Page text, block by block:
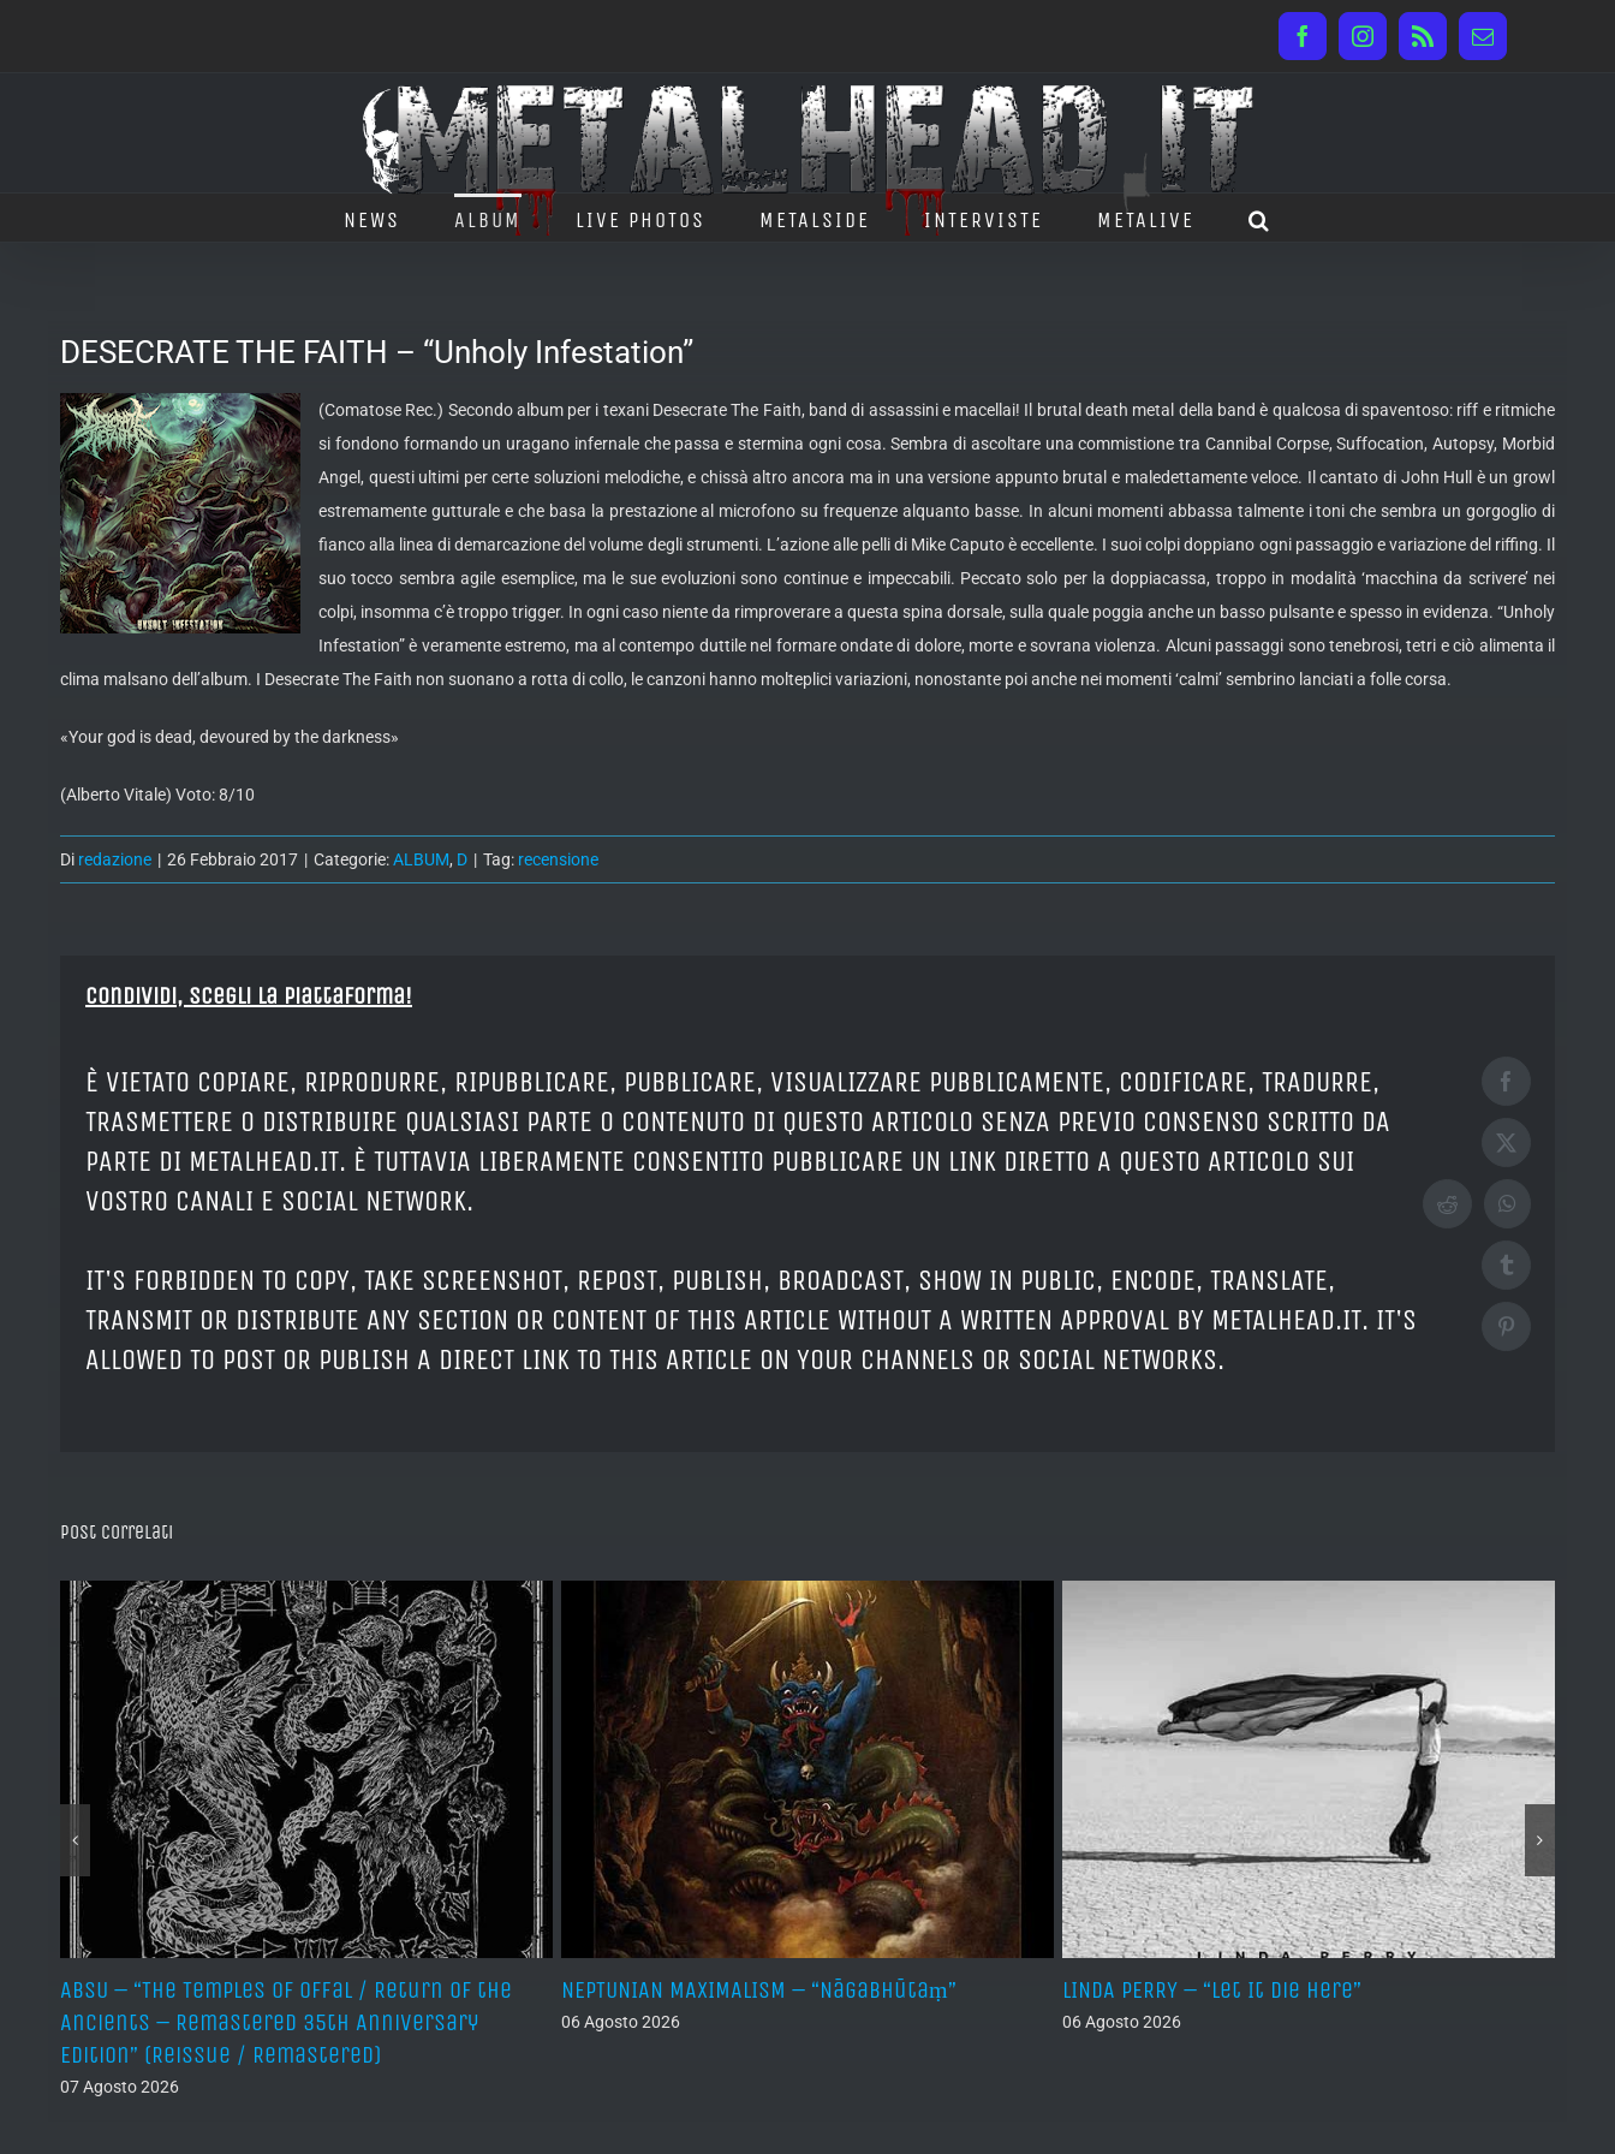
FacebookInstagram
Rss Email
NEWS ALBUM LIVE PHOTOS METALSIDE INTERVISTE METALIVE
DESECRATE THE FAITH – “Unholy Infestation”
(Comatose Rec.) Secondo album per i texani Desecrate The Faith, band di assassini e macellai! Il brutal death metal della band è qualcosa di spaventoso: riff e ritmiche
si fondono formando un uragano infernale che passa e stermina ogni cosa. Sembra di ascoltare una commistione tra Cannibal Corpse, Suffocation, Autopsy, Morbid
Angel, questi ultimi per certe soluzioni melodiche, e chissà altro ancora ma in una versione appunto brutal e maledettamente veloce. Il cantato di John Hull è un growl
estremamente gutturale e che basa la prestazione al microfono su frequenze alquanto basse. In alcuni momenti abbassa talmente i toni che sembra un gorgoglio di
fianco alla linea di demarcazione del volume degli strumenti. L’azione alle pelli di Mike Caputo è eccellente. I suoi colpi doppiano ogni passaggio e variazione del riffing. Il
suo tocco sembra agile esemplice, ma le sue evoluzioni sono continue e impeccabili. Peccato solo per la doppiacassa, troppo in modalità ‘macchina da scrivere’ nei
colpi, insomma c’è troppo trigger. In ogni caso niente da rimproverare a questa spina dorsale, sulla quale poggia anche un basso pulsante e spesso in evidenza. “Unholy
Infestation” è veramente estremo, ma al contempo duttile nel formare ondate di dolore, morte e sovrana violenza. Alcuni passaggi sono tenebrosi, tetri e ciò alimenta il
clima malsano dell’album. I Desecrate The Faith non suonano a rotta di collo, le canzoni hanno molteplici variazioni, nonostante poi anche nei momenti ‘calmi’ sembrino lanciati a folle corsa.
«Your god is dead, devoured by the darkness»
(Alberto Vitale) Voto: 8/10
Di redazione | 26 Febbraio 2017 | Categorie:ALBUM, D | Tag: recensione
Condividi, Scegli la piattaforma!
È VIETATO COPIARE, RIPRODURRE, RIPUBBLICARE, PUBBLICARE, VISUALIZZARE PUBBLICAMENTE, CODIFICARE, TRADURRE,
TRASMETTERE O DISTRIBUIRE QUALSIASI PARTE O CONTENUTO DI QUESTO ARTICOLO SENZA PREVIO CONSENSO SCRITTO DA
PARTE DI METALHEAD.IT. È TUTTAVIA LIBERAMENTE CONSENTITO PUBBLICARE UN LINK DIRETTO A QUESTO ARTICOLO SUI
VOSTRO CANALI E SOCIAL NETWORK.
IT'S FORBIDDEN TO COPY, TAKE SCREENSHOT, REPOST, PUBLISH, BROADCAST, SHOW IN PUBLIC, ENCODE, TRANSLATE,
TRANSMIT OR DISTRIBUTE ANY SECTION OR CONTENT OF THIS ARTICLE WITHOUT A WRITTEN APPROVAL BY METALHEAD.IT. IT'S
ALLOWED TO POST OR PUBLISH A DIRECT LINK TO THIS ARTICLE ON YOUR CHANNELS OR SOCIAL NETWORKS.
Facebook
X
RedditWhatsApp
Tumblr
Pinterest
Post correlati
ABSU – “The Temples of Offal / Return of the
Ancients – Remastered 35th Anniversary
Edition” (Reissue / Remastered)
07 Agosto 2026
NEPTUNIAN MAXIMALISM – “Nāgabhūtaṃ”
06 Agosto 2026
LINDA PERRY – “Let It Die Here”
06 Agosto 2026